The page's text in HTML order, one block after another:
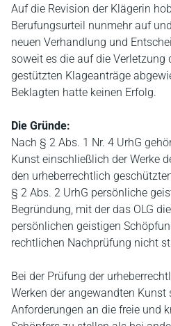
Auf die Revision der Klägerin
Berufungsurteil nunmehr auf
neuen Verhandlung und
soweit es die auf die Verletzung
gestützten Klageanträge
Beklagten hatte keinen Erfolg.
Die Gründe:
Nach § 2 Abs. 1 Nr. 4 UrhG
Kunst einschließlich der Werke
den urheberrechtlich
§ 2 Abs. 2 UrhG persönliche
Begründung, mit der das OLG
persönlichen geistigen
rechtlichen Nachprüfung nicht
Bei der Prüfung der
Werken der angewandten Kunst
Anforderungen an die freie und